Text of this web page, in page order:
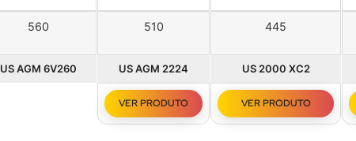
560 510 445
US AGM 6V260 US AGM 2224 US 2000 XC2
VER PRODUTO VER PRODUTO